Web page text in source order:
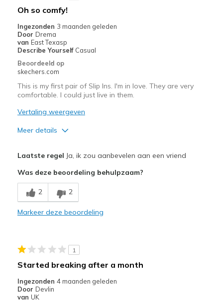
Width
Sizing
Feels true to size
View On Shoes
Oh so comfy!
Ingezonden 3 maanden geleden
Door Drema
van East Texasp
Describe Yourself Casual
Beoordeeld op
skechers.com
This is my first pair of Slip Ins. I'm in love. They are very
comfortable. I could just live in them.
Vertaling weergeven
Meer details
Breathe Well
Comfortable
Beste toepassingen
Going Out
Laatste regel Ja, ik zou aanbevelen aan een vriend
Was deze beoordeling behulpzaam?
2 2
Markeer deze beoordeling
1
Started breaking after a month
Ingezonden 4 maanden geleden
Door Devlin
van UK